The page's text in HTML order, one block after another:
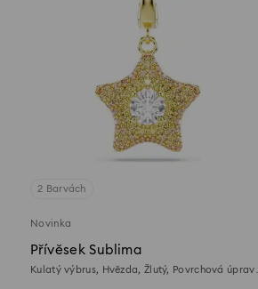
2 Barvách
Novinka
Přívěsek Sublima
Kulatý výbrus, Hvězda, Žlutý, Povrchová úprava